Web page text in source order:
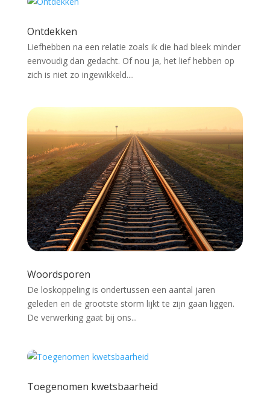
Ontdekken
Liefhebben na een relatie zoals ik die had bleek minder
eenvoudig dan gedacht. Of nou ja, het lief hebben op
zich is niet zo ingewikkeld....
Woordsporen
De loskoppeling is ondertussen een aantal jaren
geleden en de grootste storm lijkt te zijn gaan liggen.
De verwerking gaat bij ons...
Toegenomen kwetsbaarheid